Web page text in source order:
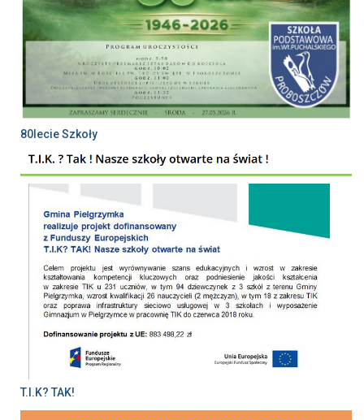
80lecie Szkoły
T.I.K? TAK!